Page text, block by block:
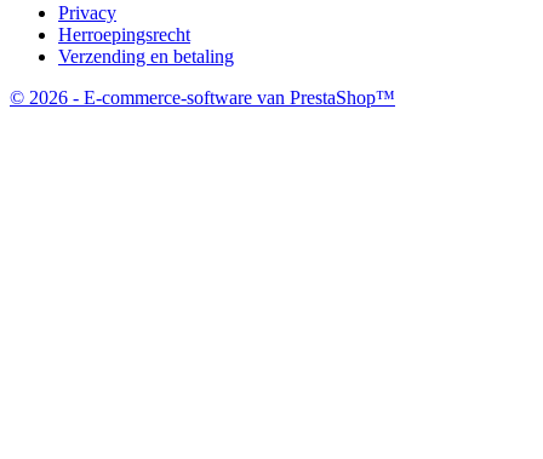
Privacy
Herroepingsrecht
Verzending en betaling
© 2026 - E-commerce-software van PrestaShop™